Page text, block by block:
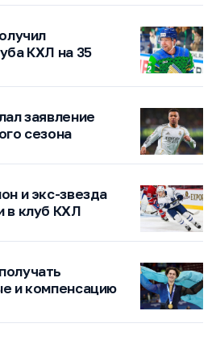
КХЛ на 35
заявление
сезона
и экс-звезда
в клуб КХЛ
и компенсацию